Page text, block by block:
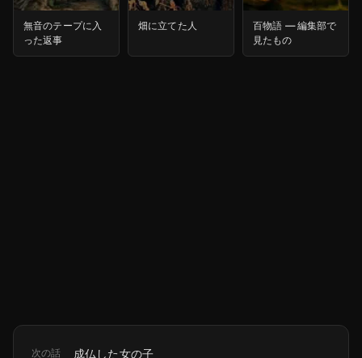
無音のテープに入
った返事
畑に立てた人
百物語 ― 編集部で
見たもの
次の話 成仏した女の子